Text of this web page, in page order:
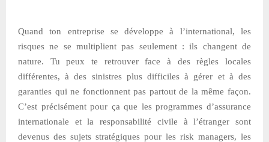
Quand ton entreprise se développe à l’international, les
risques ne se multiplient pas seulement : ils changent de
nature. Tu peux te retrouver face à des règles locales
différentes, à des sinistres plus difficiles à gérer et à des
garanties qui ne fonctionnent pas partout de la même façon.
C’est précisément pour ça que les programmes d’assurance
internationale et la responsabilité civile à l’étranger sont
devenus des sujets stratégiques pour les risk managers, les